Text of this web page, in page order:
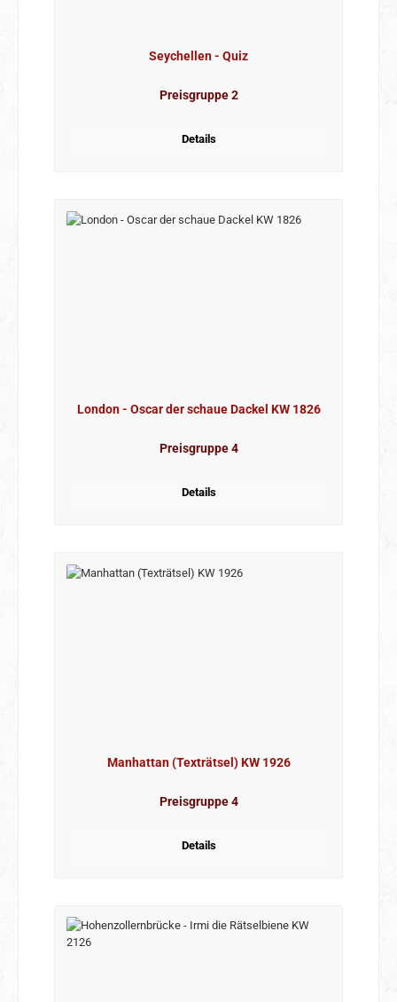
Seychellen - Quiz
Preisgruppe 2
Details
London - Oscar der schaue Dackel KW 1826
Preisgruppe 4
Details
Manhattan (Texträtsel) KW 1926
Preisgruppe 4
Details